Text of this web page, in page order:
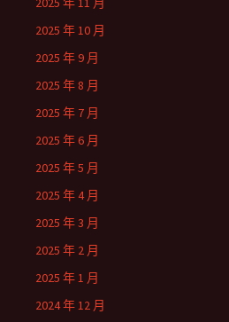
2025 年 10 月
2025 年 9 月
2025 年 8 月
2025 年 7 月
2025 年 6 月
2025 年 5 月
2025 年 4 月
2025 年 3 月
2025 年 2 月
2025 年 1 月
2024 年 12 月